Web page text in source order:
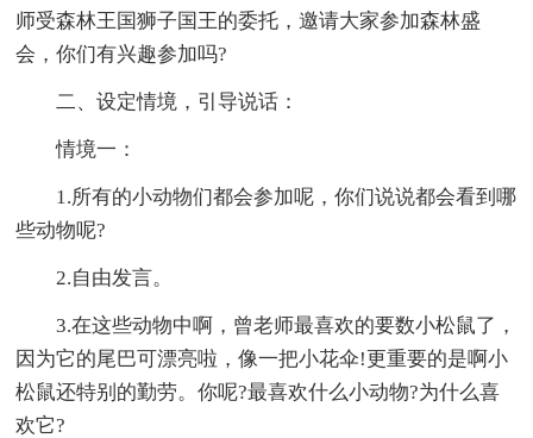
师受森林王国狮子国王的委托，邀请大家参加森林盛
会，你们有兴趣参加吗?
二、设定情境，引导说话：
情境一：
1.所有的小动物们都会参加呢，你们说说都会看到哪
些动物呢?
2.自由发言。
3.在这些动物中啊，曾老师最喜欢的要数小松鼠了，
因为它的尾巴可漂亮啦，像一把小花伞!更重要的是啊小
松鼠还特别的勤劳。你呢?最喜欢什么小动物?为什么喜
欢它?